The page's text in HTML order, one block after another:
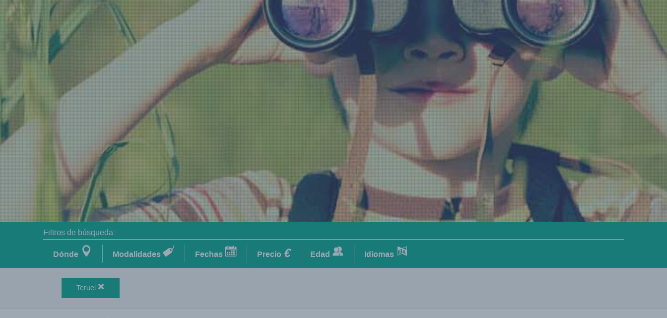
Filtros de búsqueda:
Dónde Modalidades Fechas Precio € Edad Idiomas
Teruel